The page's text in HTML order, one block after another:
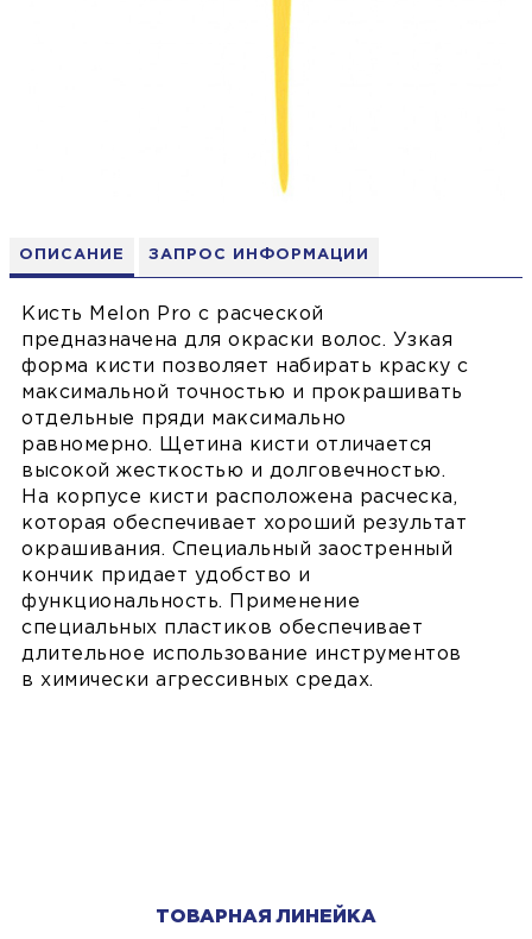
ОПИСАНИЕ ЗАПРОС ИНФОРМАЦИИ
Кисть Melon Pro с расческой
предназначена для окраски волос. Узкая
форма кисти позволяет набирать краску с
максимальной точностью и прокрашивать
отдельные пряди максимально
равномерно. Щетина кисти отличается
высокой жесткостью и долговечностью.
На корпусе кисти расположена расческа,
которая обеспечивает хороший результат
окрашивания. Специальный заостренный
кончик придает удобство и
функциональность. Применение
специальных пластиков обеспечивает
длительное использование инструментов
в химически агрессивных средах.
ТОВАРНАЯ ЛИНЕЙКА